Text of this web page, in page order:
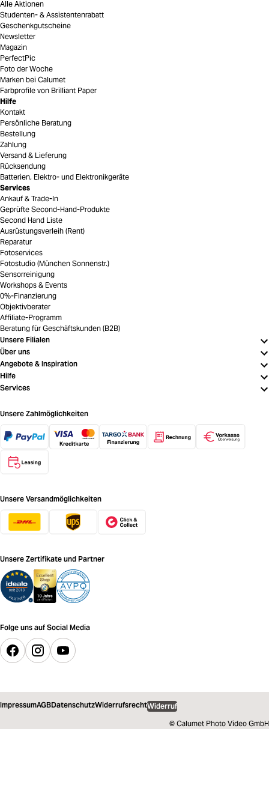
Alle Aktionen
Studenten- & Assistentenrabatt
Geschenkgutscheine
Newsletter
Magazin
PerfectPic
Foto der Woche
Marken bei Calumet
Farbprofile von Brilliant Paper
Hilfe
Kontakt
Persönliche Beratung
Bestellung
Zahlung
Versand & Lieferung
Rücksendung
Batterien, Elektro- und Elektronikgeräte
Services
Ankauf & Trade-In
Geprüfte Second-Hand-Produkte
Second Hand Liste
Ausrüstungsverleih (Rent)
Reparatur
Fotoservices
Fotostudio (München Sonnenstr.)
Sensorreinigung
Workshops & Events
0%-Finanzierung
Objektivberater
Affiliate-Programm
Beratung für Geschäftskunden (B2B)
Unsere Filialen
Über uns
Angebote & Inspiration
Hilfe
Services
Unsere Zahlmöglichkeiten
Unsere Versandmöglichkeiten
Unsere Zertifikate und Partner
Folge uns auf Social Media
ImpressumAGBDatenschutzWiderrufsrechtWiderruf
© Calumet Photo Video GmbH